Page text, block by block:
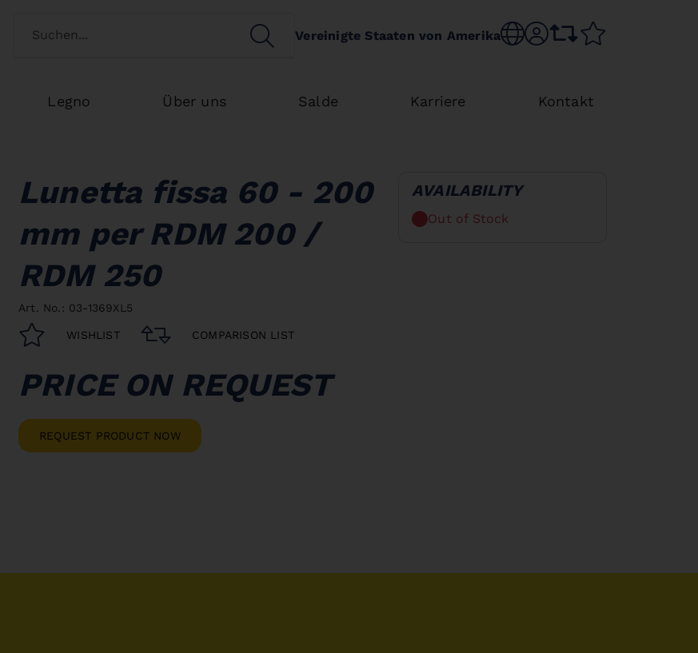
Switch customertype SEARCHVereinigte Staaten von Amerika Choose language
sr.accountcomparison list
Legno Über uns Salde Karriere Kontakt
Lunetta fissa 60 - 200
mm per RDM 200 /
RDM 250
Art. No.: 03-1369XL5
WISHLIST COMPARISON LIST
PRICE ON REQUEST
REQUEST PRODUCT NOW
AVAILABILITY
Out of Stock